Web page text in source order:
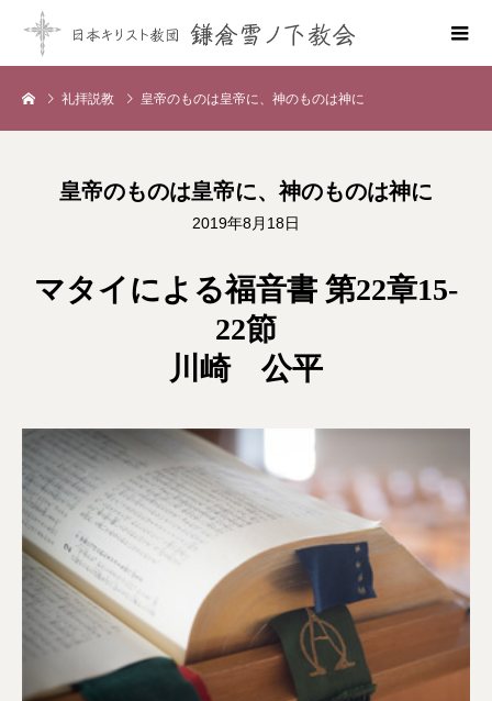
礼拝説教 皇帝のものは皇帝に、神のものは神に
皇帝のものは皇帝に、神のものは神に
2019年8月18日
マタイによる福音書 第22章15-
22節
川崎 公平